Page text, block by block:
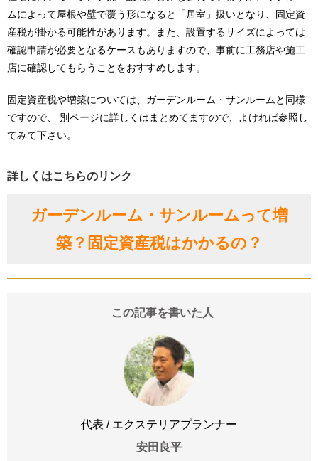
ムによって屋根や壁で覆う形になると「居室」扱いとなり、固定資
産税が掛かる可能性があります。また、設置するサイズによっては
確認申請が必要となるケースもありますので、事前に工務店や施工
店に確認してもらうことをおすすめします。
固定資産税や増築については、ガーデンルーム・サンルームと同様
ですので、 別ページに詳しくはまとめてますので、よければ参照し
てみて下さい。
詳しくはこちらのリンク
ガーデンルーム・サンルームって増
築？固定資産税はかかるの？
この記事を書いた人
代表 / エクステリアプランナー
安田良平